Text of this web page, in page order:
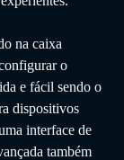
na caixa
o
e fácil sendo o
dispositivos
interface de
também